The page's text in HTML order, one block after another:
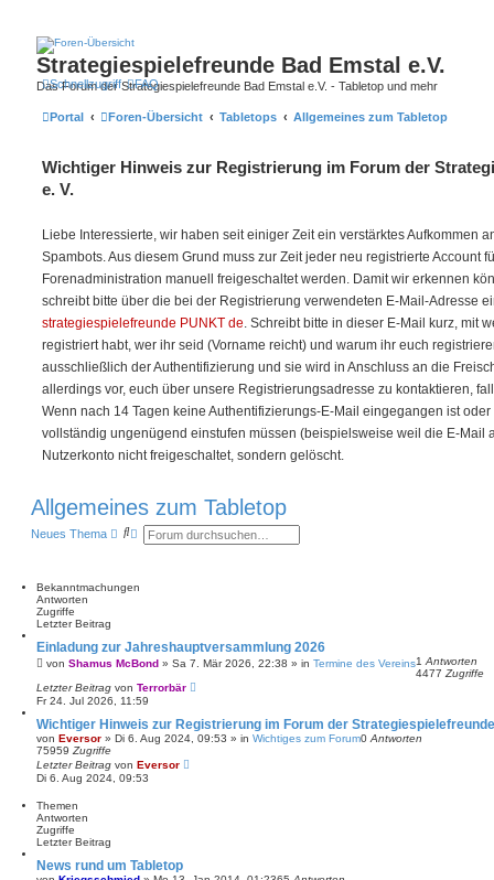
Strategiespielefreunde Bad Emstal e.V.
Das Forum der Strategiespielefreunde Bad Emstal e.V. - Tabletop und mehr
Schnellzugriff FAQ
Portal Foren-Übersicht Tabletops Allgemeines zum Tabletop
Wichtiger Hinweis zur Registrierung im Forum der
e. V.
Liebe Interessierte, wir haben seit einiger Zeit ein verstärktes Aufkommen
Spambots. Aus diesem Grund muss zur Zeit jeder neu registrierte Account
Forenadministration manuell freigeschaltet werden. Damit wir erkennen
schreibt bitte über die bei der Registrierung verwendeten E-Mail-Adresse
strategiespielefreunde PUNKT de. Schreibt bitte in dieser E-Mail kurz, mit
registriert habt, wer ihr seid (Vorname reicht) und warum ihr euch
ausschließlich der Authentifizierung und sie wird in Anschluss an die
allerdings vor, euch über unsere Registrierungsadresse zu kontaktieren,
Wenn nach 14 Tagen keine Authentifizierungs-E-Mail eingegangen ist
vollständig ungenügend einstufen müssen (beispielsweise weil die E-Mail
Nutzerkonto nicht freigeschaltet, sondern gelöscht.
Allgemeines zum Tabletop
Neues Thema
S
e
E
i
e
S
c
h
Bekanntmachungen
Antworten
Zugriffe
Letzter Beitrag
Einladung zur Jahreshauptversammlung 2026
von Shamus McBond » Sa 7. Mär 2026, 22:38 » in Termine des Vereins1 Antworten
4477 Zugriffe
Letzter Beitrag von Terrorbär
Fr 24. Jul 2026, 11:59
Wichtiger Hinweis zur Registrierung im Forum der
von Eversor » Di 6. Aug 2024, 09:53 » in Wichtiges zum Forum0 Antworten
75959 Zugriffe
Letzter Beitrag von Eversor
Di 6. Aug 2024, 09:53
Themen
Antworten
Zugriffe
Letzter Beitrag
News rund um Tabletop